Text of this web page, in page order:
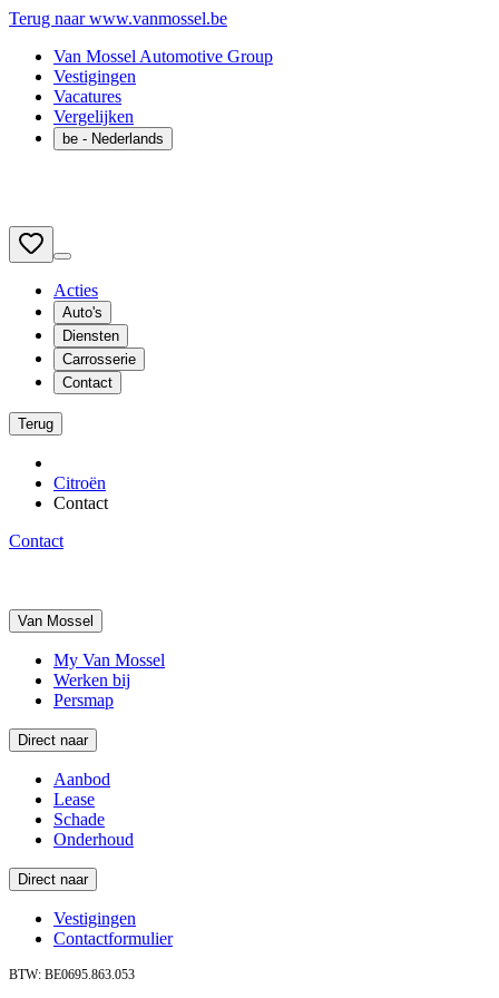
Terug naar www.vanmossel.be
Van Mossel Automotive Group
Vestigingen
Vacatures
Vergelijken
be - Nederlands
Acties
Auto's
Diensten
Carrosserie
Contact
Terug
Citroën
Contact
Contact
Van Mossel
My Van Mossel
Werken bij
Persmap
Direct naar
Aanbod
Lease
Schade
Onderhoud
Direct naar
Vestigingen
Contactformulier
BTW: BE0695.863.053